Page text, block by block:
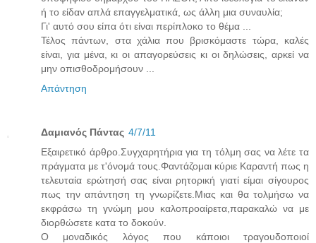
ή το είδαν απλά επαγγελματικά, ως άλλη μια συναυλία;
Γι' αυτό σου είπα ότι είναι περίπλοκο το θέμα ...
Τέλος πάντων, στα χάλια που βρισκόμαστε τώρα, καλές
είναι, για μένα, κι οι απαγορεύσεις κι οι δηλώσεις, αρκεί να
μην οπισθοδρομήσουν ...
Απάντηση
Δαμιανός Πάντας 4/7/11
Εξαιρετικό άρθρο.Συγχαρητήρια για τη τόλμη σας να λέτε τα
πράγματα με τ'όνομά τους.Φαντάζομαι κύριε Καραντή πως η
τελευταία ερώτησή σας είναι ρητορική γιατί είμαι σίγουρος
πως την απάντηση τη γνωρίζετε.Μιας και θα τολμήσω να
εκφράσω τη γνώμη μου καλοπροαίρετα,παρακαλώ να με
διορθώσετε κατα το δοκούν.
Ο μοναδικός λόγος που κάποιοι τραγουδοποιοί